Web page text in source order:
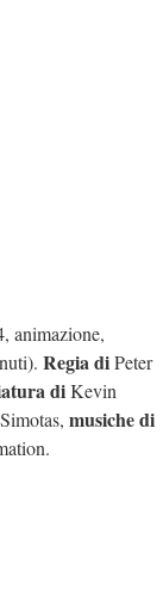
animazione,
Regia diPeter
diKevin
musiche di